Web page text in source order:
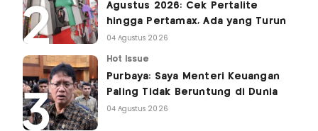
Agustus 2026: Cek Pertalite
hingga Pertamax, Ada yang Turun
04 Agustus 2026
Hot Issue
Purbaya: Saya Menteri Keuangan
Paling Tidak Beruntung di Dunia
04 Agustus 2026